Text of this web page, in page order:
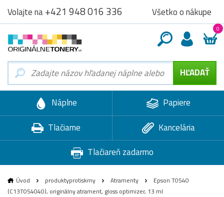
Volajte na+421 948 016 336 Všetko o nákupe
0
Náplne
Papiere
Tlačiarne
Kancelária
Tlačiareň zadarmo
Úvod produktyprotiskrny Atramenty
Epson T0540
(C13T054040), originálny atrament, gloss optimizer, 13 ml